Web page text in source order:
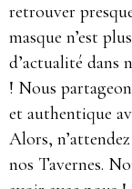
retrouver
masque n’est
d’actualité dans
! Nous
et authentique
Alors,
nos Tavernes.